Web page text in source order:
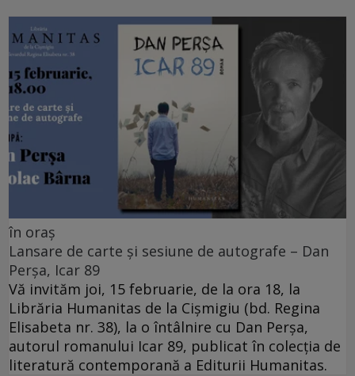
în oraș
Lansare de carte și sesiune de autografe – Dan
Perșa, Icar 89
Vă invităm joi, 15 februarie, de la ora 18, la
Librăria Humanitas de la Cişmigiu (bd. Regina
Elisabeta nr. 38), la o întâlnire cu Dan Perșa,
autorul romanului Icar 89, publicat în colecția de
literatură contemporană a Editurii Humanitas.